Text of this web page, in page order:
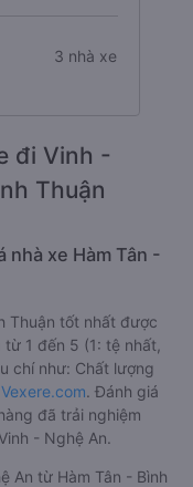
3 nhà xe
đi Vinh -
Thuận
nhà xe Hàm Tân -
Thuận tốt nhất được
1 đến 5 (1: tệ nhất,
chí như: Chất lượng
Vexere.com. Đánh giá
đã trải nghiệm
- Nghệ An.
An từ Hàm Tân - Bình